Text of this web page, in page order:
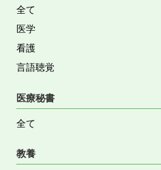
全て
医学
看護
言語聴覚
医療秘書
全て
教養